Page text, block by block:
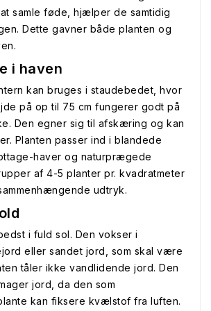
samle føde, hjælper de samtidig
Dette gavner både planten og
i haven
kan bruges i staudebedet, hvor
på op til 75 cm fungerer godt på
Den egner sig til afskæring og kan
Planten passer ind i blandede
haver og naturprægede
af 4-5 planter pr. kvadratmeter
udtryk.
i fuld sol. Den vokser i
eller sandet jord, som skal være
tåler ikke vandlidende jord. Den
jord, da den som
kan fiksere kvælstof fra luften.